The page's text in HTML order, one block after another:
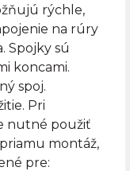
rýchle,
na rúry
Spojky sú
koncami.
spoj.
Pri
nutné použiť
montáž,
pre: